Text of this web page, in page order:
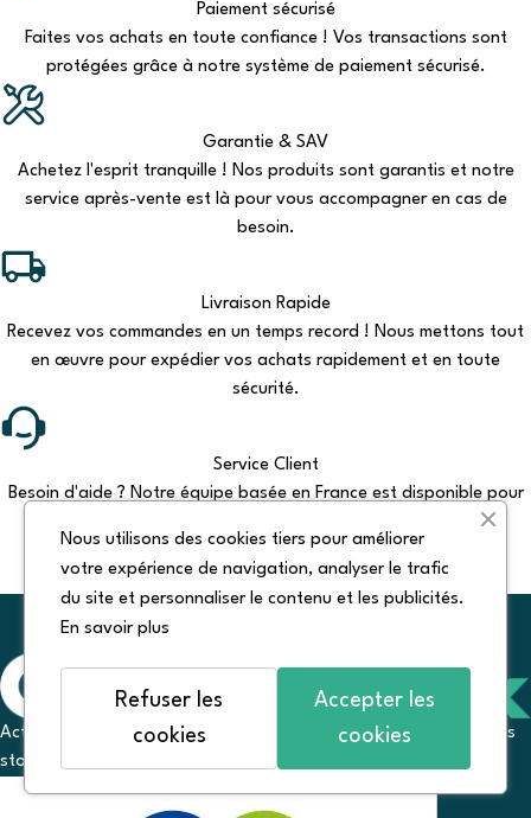
Paiement sécurisé
Faites vos achats en toute confiance ! Vos transactions sont
protégées grâce à notre système de paiement sécurisé.
Garantie & SAV
Achetez l'esprit tranquille ! Nos produits sont garantis et notre
service après-vente est là pour vous accompagner en cas de
besoin.
Livraison Rapide
Recevez vos commandes en un temps record ! Nous mettons tout
en œuvre pour expédier vos achats rapidement et en toute
sécurité.
Service Client
Besoin d'aide ? Notre équipe basée en France est disponible pour
Acteur engagé pour la revente, le réemploi et la revaloriation des
stocks.
Nous utilisons des cookies tiers pour améliorer
votre expérience de navigation, analyser le trafic
du site et personnaliser le contenu et les publicités.
En savoir plus
Accepter les
cookies
Refuser les
cookies